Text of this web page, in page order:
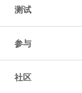
测试
参与
社区